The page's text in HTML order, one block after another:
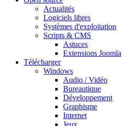
Actualités
Logiciels libres
Systèmes d'exploitation
Scripts & CMS
Astuces
Extensions Joomla
Télécharger
Windows
Audio / Vidéo
Bureautique
Développement
Graphisme
Internet
Jeux